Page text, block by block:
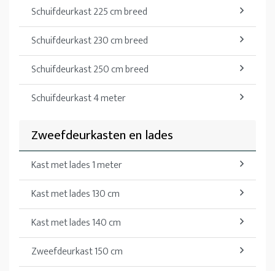
Schuifdeurkast 225 cm breed
Schuifdeurkast 230 cm breed
Schuifdeurkast 250 cm breed
Schuifdeurkast 4 meter
Zweefdeurkasten en lades
Kast met lades 1 meter
Kast met lades 130 cm
Kast met lades 140 cm
Zweefdeurkast 150 cm